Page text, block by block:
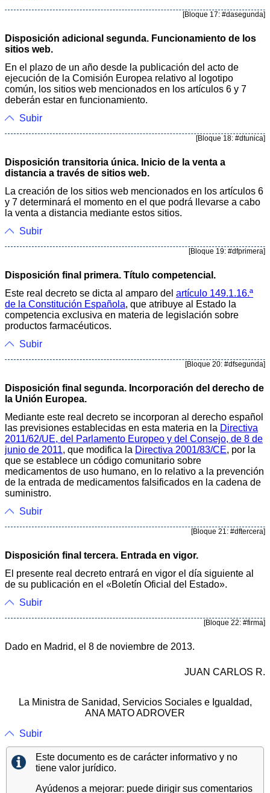
[Bloque 17: #dasegunda]
Disposición adicional segunda. Funcionamiento de los
sitios web.
En el plazo de un año desde la publicación del acto de
ejecución de la Comisión Europea relativo al logotipo
común, los sitios web mencionados en los artículos 6 y 7
deberán estar en funcionamiento.
Subir
[Bloque 18: #dtunica]
Disposición transitoria única. Inicio de la venta a
distancia a través de sitios web.
La creación de los sitios web mencionados en los artículos 6
y 7 determinará el momento en el que podrá llevarse a cabo
la venta a distancia mediante estos sitios.
Subir
[Bloque 19: #dfprimera]
Disposición final primera. Título competencial.
Este real decreto se dicta al amparo del artículo 149.1.16.ª
de la Constitución Española, que atribuye al Estado la
competencia exclusiva en materia de legislación sobre
productos farmacéuticos.
Subir
[Bloque 20: #dfsegunda]
Disposición final segunda. Incorporación del derecho de
la Unión Europea.
Mediante este real decreto se incorporan al derecho español
las previsiones establecidas en esta materia en la Directiva
2011/62/UE, del Parlamento Europeo y del Consejo, de 8 de
junio de 2011, que modifica la Directiva 2001/83/CE, por la
que se establece un código comunitario sobre
medicamentos de uso humano, en lo relativo a la prevención
de la entrada de medicamentos falsificados en la cadena de
suministro.
Subir
[Bloque 21: #dftercera]
Disposición final tercera. Entrada en vigor.
El presente real decreto entrará en vigor el día siguiente al
de su publicación en el «Boletín Oficial del Estado».
Subir
[Bloque 22: #firma]
Dado en Madrid, el 8 de noviembre de 2013.
JUAN CARLOS R.
La Ministra de Sanidad, Servicios Sociales e Igualdad,
ANA MATO ADROVER
Subir
Este documento es de carácter informativo y no
tiene valor jurídico.
Ayúdenos a mejorar: puede dirigir sus comentarios